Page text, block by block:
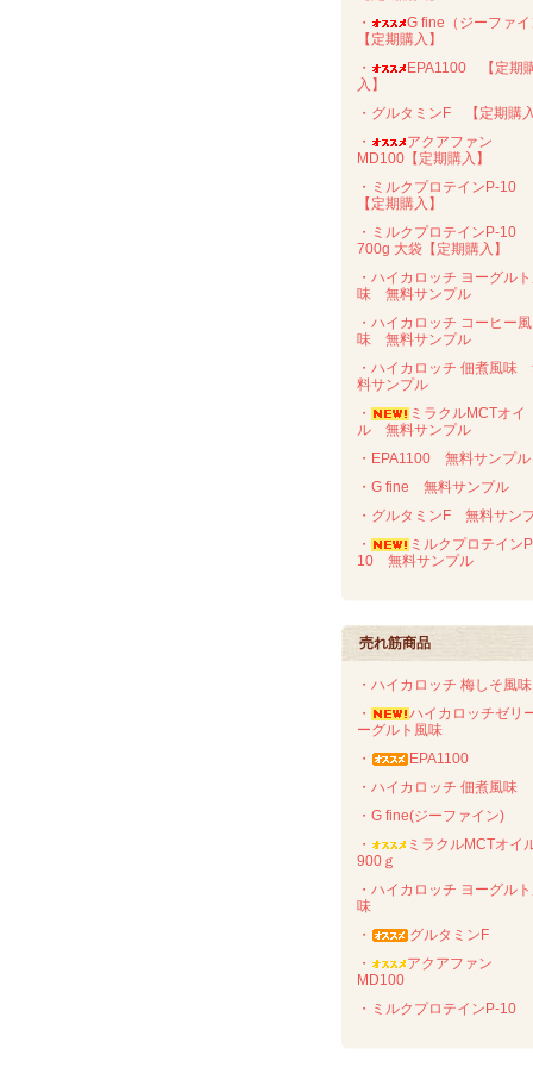
・
G fine（ジーファ
【定期購入】
・
EPA1100 【定期
入】
・グルタミンF 【定期購入
・
アクアファン
MD100【定期購入】
・ミルクプロテインP-10
【定期購入】
・ミルクプロテインP-10
700g 大袋【定期購入】
・ハイカロッチ ヨーグル
味 無料サンプル
・ハイカロッチ コーヒー風
味 無料サンプル
・ハイカロッチ 佃煮風味
料サンプル
・
ミラクルMCTオイ
ル 無料サンプル
・EPA1100 無料サンプル
・G fine 無料サンプル
・グルタミンF 無料サン
・
ミルクプロテイン
10 無料サンプル
売れ筋商品
・ハイカロッチ 梅しそ風味
・
ハイカロッチゼリ
ーグルト風味
・
EPA1100
・ハイカロッチ 佃煮風味
・G fine(ジーファイン)
・
ミラクルMCTオイ
900ｇ
・ハイカロッチ ヨーグル
味
・
グルタミンF
・
アクアファン
MD100
・ミルクプロテインP-10